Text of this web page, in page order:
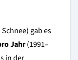
gab es
Jahr(1991–